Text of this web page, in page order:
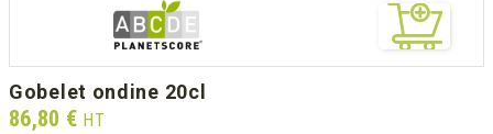
gobelet ondine 20cl
Prix
86,80 € HT